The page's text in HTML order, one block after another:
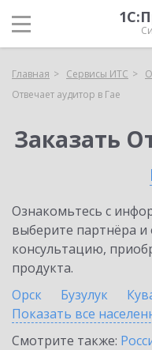
Главная Сервисы ИТС
Отвечает аудитор в Гае
Заказать
Ознакомьтесь с
выберите партнёра и
консультацию,
продукта.
Орск
Бузулук
Показать все
Смотрите также: